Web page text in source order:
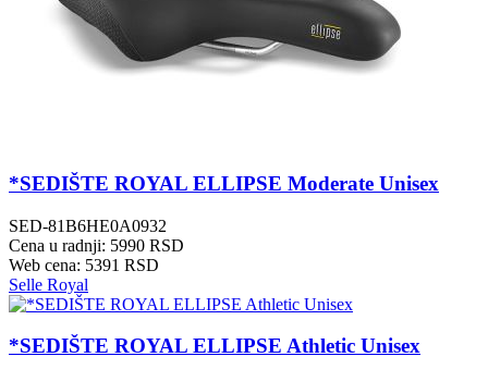
*SEDIŠTE ROYAL ELLIPSE Moderate Unisex
SED-81B6HE0A0932
Cena u radnji: 5990 RSD
Web cena: 5391 RSD
Selle Royal
*SEDIŠTE ROYAL ELLIPSE Athletic Unisex